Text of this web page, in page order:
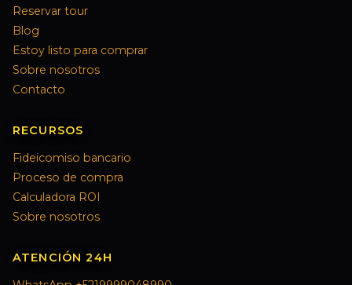
Reservar tour
Blog
Estoy listo para comprar
Sobre nosotros
Contacto
RECURSOS
Fideicomiso bancario
Proceso de compra
Calculadora ROI
Sobre nosotros
ATENCIÓN 24H